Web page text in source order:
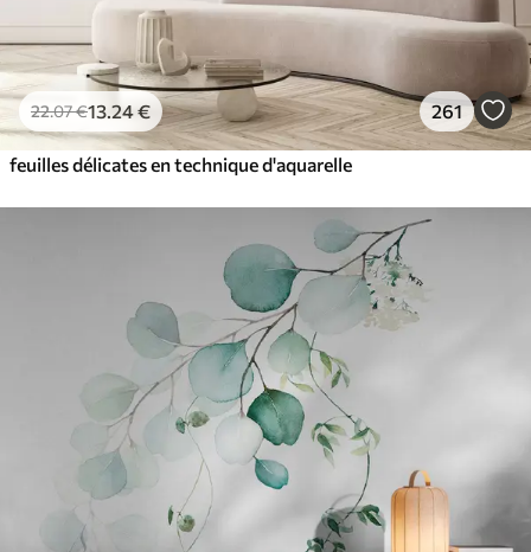
22.07€13 .24€ 261
feuilles délicates en technique d'aquarelle